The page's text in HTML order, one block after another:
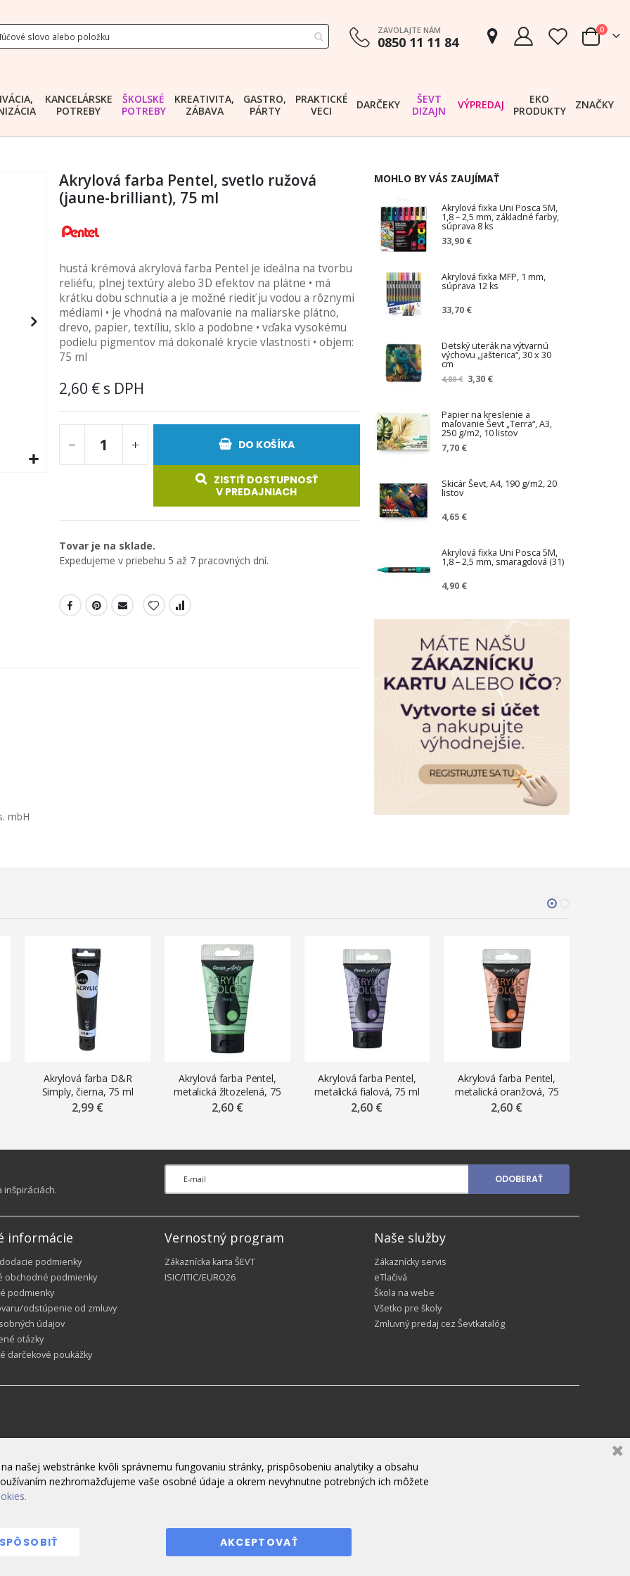
ZAVOLAJTE NÁM
0850 11 11 84 Cart
0
KANCELÁRSKE
POTREBY
ŠKOLSKÉ
POTREBY
KREATIVITA,
ZÁBAVA
GASTRO,
PÁRTY
PRAKTICKÉ
VECI
DARČEKY
ŠEVT
DIZAJN
VÝPREDAJ
EKO
PRODUKTY
ZNAČKY
Akrylová farba Pentel, svetlo ružová
(jaune-brilliant), 75 ml
hustá krémová akrylová farba Pentel je ideálna na tvorbu
reliéfu, plnej textúry alebo 3D efektov na plátne • má
krátku dobu schnutia a je možné riediť ju vodou a rôznymi
médiami • je vhodná na maľovanie na maliarske plátno,
drevo, papier, textíliu, sklo a podobne • vďaka vysokému
podielu pigmentov má dokonalé krycie vlastnosti • objem:
75 ml
2,60 €
DO KOŠÍKA
ZISTIŤ DOSTUPNOSŤ
V PREDAJNIACH
Tovar je na sklade.
Expedujeme v priebehu 5 až 7 pracovných dní.
mbH
MOHLO BY VÁS ZAUJÍMAŤ
Akrylová fixka Uni Posca 5M,
1,8 – 2,5 mm, základné farby,
súprava 8 ks
33,90 €
Akrylová fixka MFP, 1 mm,
súprava 12 ks
33,70 €
Detský uterák na výtvarnú
výchovu „jašterica“, 30 x 30
cm
4,80 €
Z
ž
e
n
n
3,30 €
Papier na kreslenie a
maľovanie Ševt „Terra“, A3,
250 g/m2, 10 listov
7,70 €
Skicár Ševt, A4, 190 g/m2, 20
listov
4,65 €
Akrylová fixka Uni Posca 5M,
1,8 – 2,5 mm, smaragdová (31)
4,90 €
Akrylová farba D&R
Simply, čierna, 75 ml
2,99 €
Akrylová farba Pentel,
metalická žltozelená, 75
ml
2,60 €
Akrylová farba Pentel,
metalická fialová, 75 ml
2,60 €
Akrylová farba Pentel,
metalická oranžová, 75
ml
2,60 €
ODOBERAŤ
informácie
podmienky
obchodné podmienky
podmienky
odstúpenie od zmluvy
údajov
otázky
darčekové poukážky
Vernostný program
Zákaznícka karta ŠEVT
ISIC/ITIC/EURO26
Naše služby
Zákaznícky servis
eTlačivá
Škola na webe
Všetko pre školy
Zmluvný predaj cez Ševtkatalóg
našej webstránke kvôli správnemu fungovaniu stránky, prispôsobeniu analytiky a obsahu
nezhromažďujeme vaše osobné údaje a okrem nevyhnutne potrebných ich môžete
AKCEPTOVAŤ